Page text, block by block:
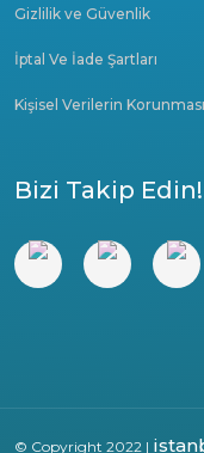
Gizlilik ve Güvenlik
İptal Ve İade Şartları
Kişisel Verilerin Korunması
Bizi Takip Edin!
© Copyright 2022 |